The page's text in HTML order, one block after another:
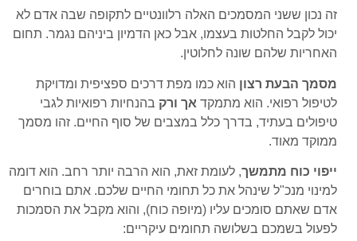
זה נכון ששני המסמכים האלה רלוונטיים לתקופה שבה אדם לא
יכול לקבל החלטות בעצמו, אבל כאן הדמיון ביניהם נגמר. תחום
האחריות שלהם שונה לחלוטין.
מסמך הבעת רצון הוא כמו מפת דרכים ספציפית ומדויקת
לטיפול רפואי. הוא מתמקד אך ורק בהנחיות רפואיות לגבי
טיפולים בעתיד, בדרך כלל במצבים של סוף החיים. זהו מסמך
ממוקד מאוד.
ייפוי כוח מתמשך, לעומת זאת, הוא הרבה יותר רחב. הוא דומה
למינוי מנכ"ל שינהל את כל תחומי החיים שלכם. אתם בוחרים
אדם שאתם סומכים עליו (מיופה כוח), והוא מקבל את הסמכות
לפעול בשמכם בשלושה תחומים עיקריים: